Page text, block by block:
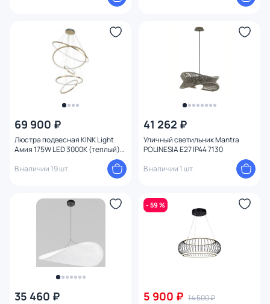
69 900 ₽
Люстра подвесная KINK Light
Амия 175W LED 3000К (теплый)
В наличии 19 шт.
41 262 ₽
Уличный светильник Mantra
POLINESIA E27 IP44 7130
В наличии 1 шт.
35 460 ₽
- 59 %
5 900 ₽ 14 500 ₽